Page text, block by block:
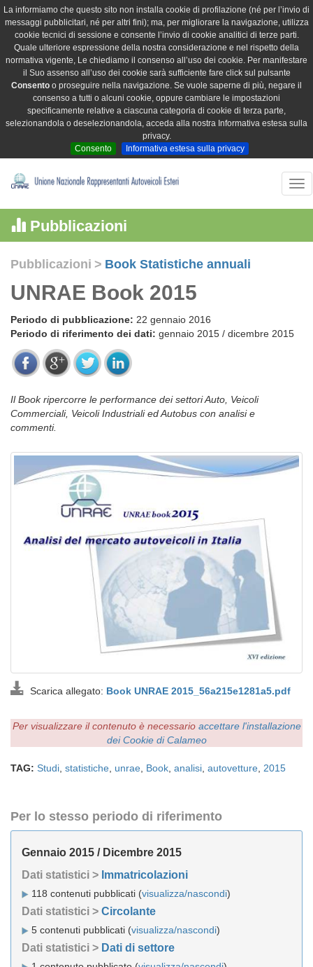
La informiamo che questo sito non installa cookie di profilazione (né per l’invio di
messaggi pubblicitari, né per altri fini); ma, per migliorare la navigazione, utilizza
cookie tecnici di sessione e consente l’invio di cookie analitici di terze parti.
Quale ulteriore espressione della nostra considerazione e nel rispetto della
normativa vigente, Le chiediamo il consenso all’uso dei cookie. Per manifestare
il Suo assenso all’uso dei cookie sarà sufficiente fare click sul pulsante
Consento o proseguire nella navigazione. Se vuole saperne di più, negare il
consenso a tutti o alcuni cookie, oppure cambiare le impostazioni
specificamente relative a ciascuna categoria di cookie di terza parte,
selezionandola o deselezionandola, acceda alla nostra Informativa estesa sulla
privacy.
Consento
Informativa estesa sulla privacy
Pubblicazioni
Pubblicazioni > Book Statistiche annuali
UNRAE Book 2015
Periodo di pubblicazione: 22 gennaio 2016
Periodo di riferimento dei dati: gennaio 2015 / dicembre 2015
Il Book ripercorre le performance dei settori Auto, Veicoli
Commerciali, Veicoli Industriali ed Autobus con analisi e
commenti.
Scarica allegato: Book UNRAE 2015_56a215e1281a5.pdf
Per visualizzare il contenuto è necessario accettare l'installazione
dei Cookie di Calameo
TAG: Studi statistiche unrae Book analisi autovetture 2015
Per lo stesso periodo di riferimento
Gennaio 2015 / Dicembre 2015
Dati statistici > Immatricolazioni
118 contenuti pubblicati (visualizza/nascondi)
Dati statistici > Circolante
5 contenuti pubblicati (visualizza/nascondi)
Dati statistici > Dati di settore